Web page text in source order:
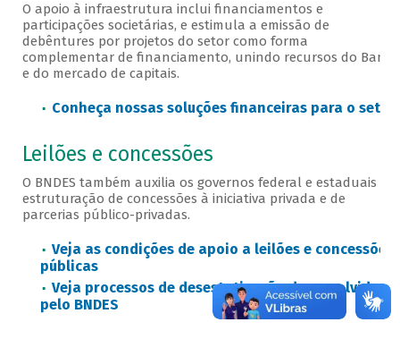
O apoio à infraestrutura inclui financiamentos e
participações societárias, e estimula a emissão de
debêntures por projetos do setor como forma
complementar de financiamento, unindo recursos do Banco
e do mercado de capitais.
Conheça nossas soluções financeiras para o setor
Leilões e concessões
O BNDES também auxilia os governos federal e estaduais na
estruturação de concessões à iniciativa privada e de
parcerias público-privadas.
Veja as condições de apoio a leilões e concessões
públicas
Veja processos de desestatização desenvolvidos
pelo BNDES